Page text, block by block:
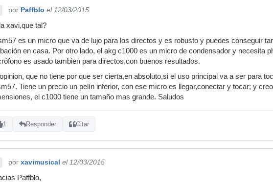
por Paffblo el 12/03/2015
xavi,que tal?
es un micro que va de lujo para los directos y es robusto y puedes conseguir
en casa. Por otro lado, el akg c1000 es un micro de condensador y necesita
es usado tambien para directos,con buenos resultados.
que no tiene por que ser cierta,en absoluto,si el uso principal va a ser para
Tiene un precio un pelín inferior, con ese micro es llegar,conectar y tocar; y
el c1000 tiene un tamaño mas grande. Saludos
1 Responder Citar
por xavimusical el 12/03/2015
Paffblo,